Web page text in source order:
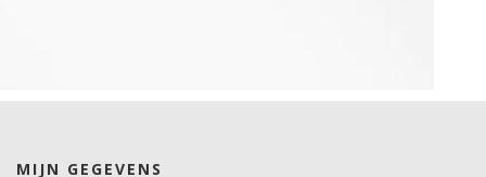
MIJN GEGEVENS